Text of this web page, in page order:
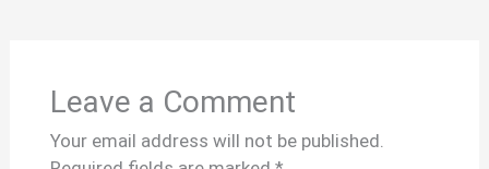
Leave a Comment
Your email address will not be published.